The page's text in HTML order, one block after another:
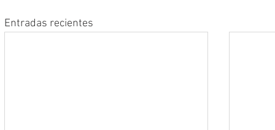
Entradas recientes